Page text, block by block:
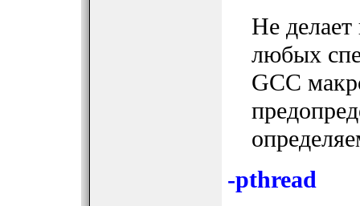
Не делает
любых
GCC
-pthread